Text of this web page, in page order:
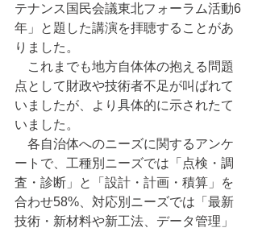
テナンス国民会議東北フォーラム活動6
年」と題した講演を拝聴することがあ
りました。
これまでも地方自体体の抱える問題
点として財政や技術者不足が叫ばれて
いましたが、より具体的に示されたて
いました。
各自治体へのニーズに関するアンケ
ートで、工種別ニーズでは「点検・調
査・診断」と「設計・計画・積算」を
合わせ58%、対応別ニーズでは「最新
技術・新材料や新工法、データ管理」